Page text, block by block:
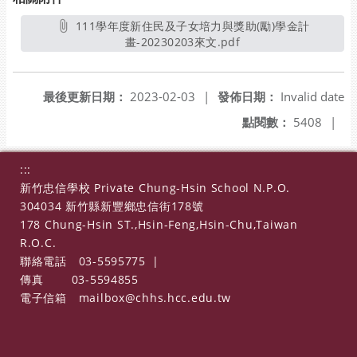
畫-20230203來文.pdf另開新視窗
發佈日期： Invalid date
最後更新日期： 2023-02-03
|
點閱數： 5408 |
:::
新竹忠信學校 Private Chung-Hsin School N.P.O.
304034 新竹縣新豐鄉忠信街178號
178 Chung-Hsin ST.,Hsin-Feng,Hsin-Chu,Taiwan
R.O.C.
聯絡電話
03-5595775
|
傳真
03-5594855
電子信箱
mailbox@chhs.hcc.edu.tw